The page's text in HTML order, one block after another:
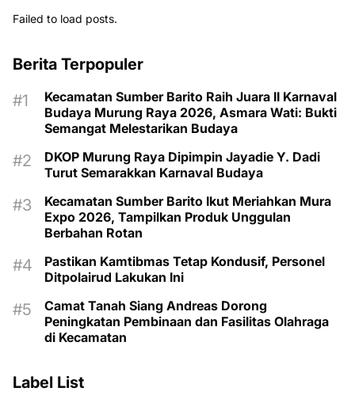
Failed to load posts.
Berita Terpopuler
Kecamatan Sumber Barito Raih Juara II Karnaval
Budaya Murung Raya 2026, Asmara Wati: Bukti
Semangat Melestarikan Budaya
DKOP Murung Raya Dipimpin Jayadie Y. Dadi
Turut Semarakkan Karnaval Budaya
Kecamatan Sumber Barito Ikut Meriahkan Mura
Expo 2026, Tampilkan Produk Unggulan
Berbahan Rotan
Pastikan Kamtibmas Tetap Kondusif, Personel
Ditpolairud Lakukan Ini
Camat Tanah Siang Andreas Dorong
Peningkatan Pembinaan dan Fasilitas Olahraga
di Kecamatan
Label List